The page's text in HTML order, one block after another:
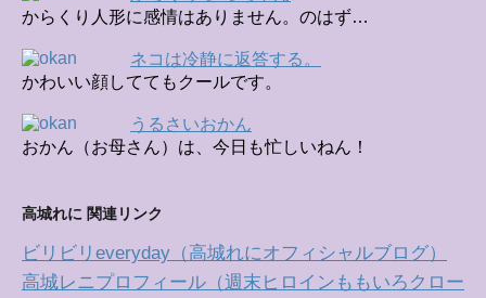
からくり人形に感情はありません。のはず…
ネコは冷静に返答する。
かわいい顔しててもクールです。
うるさいおかん
おかん（お母さん）は、今日も忙しいねん！
高城れに 関連リンク
ビリビリeveryday（高城れにオフィシャルブログ）
高城レニプロフィール（週末ヒロインももいろクロー